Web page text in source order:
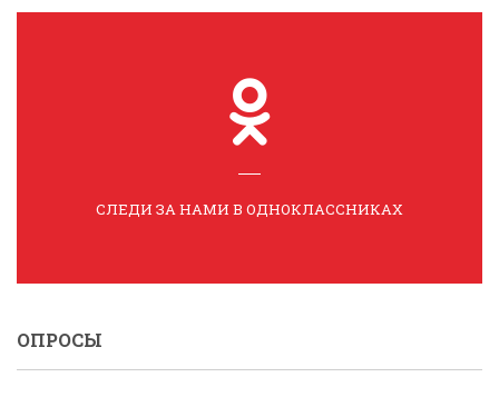
СЛЕДИ ЗА НАМИ В ОДНОКЛАССНИКАХ
ОПРОСЫ